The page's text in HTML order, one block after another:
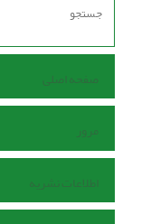
صفحه اصلی
مرور
اطلاعات نشریه